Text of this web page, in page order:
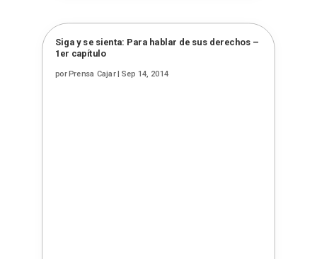
Siga y se sienta: Para hablar de sus derechos –
1er capítulo
porPrensa Cajar| Sep 14, 2014